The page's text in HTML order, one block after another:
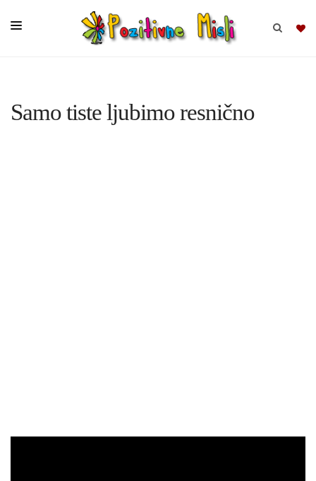
Samo tiste ljubimo resnično